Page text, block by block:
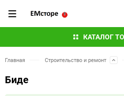
КАТАЛОГ
Главная Строительство и ремонт
Биде